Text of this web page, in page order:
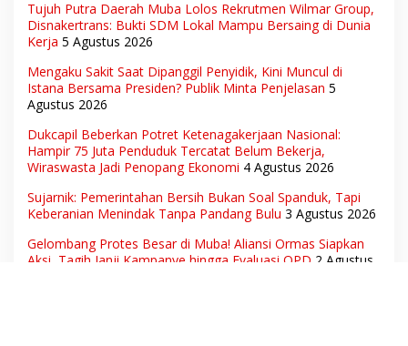
Tujuh Putra Daerah Muba Lolos Rekrutmen Wilmar Group,
Disnakertrans: Bukti SDM Lokal Mampu Bersaing di Dunia
Kerja 5 Agustus 2026
Mengaku Sakit Saat Dipanggil Penyidik, Kini Muncul di
Istana Bersama Presiden? Publik Minta Penjelasan 5
Agustus 2026
Dukcapil Beberkan Potret Ketenagakerjaan Nasional:
Hampir 75 Juta Penduduk Tercatat Belum Bekerja,
Wiraswasta Jadi Penopang Ekonomi 4 Agustus 2026
Sujarnik: Pemerintahan Bersih Bukan Soal Spanduk, Tapi
Keberanian Menindak Tanpa Pandang Bulu 3 Agustus 2026
Gelombang Protes Besar di Muba! Aliansi Ormas Siapkan
Aksi, Tagih Janji Kampanye hingga Evaluasi OPD 2 Agustus